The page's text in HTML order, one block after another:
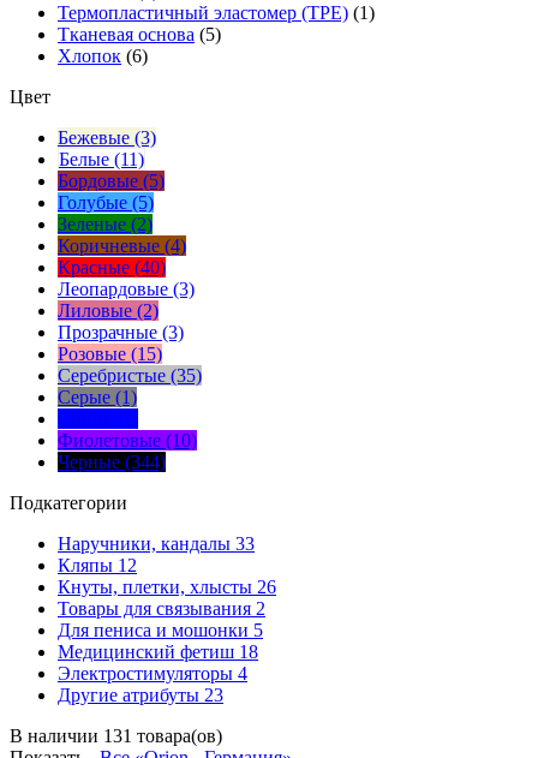
Термопластичный эластомер (TPE) (1)
Тканевая основа (5)
Хлопок (6)
Цвет
Бежевые (3)
Белые (11)
Бордовые (5)
Голубые (5)
Зеленые (2)
Коричневые (4)
Красные (40)
Леопардовые (3)
Лиловые (2)
Прозрачные (3)
Розовые (15)
Серебристые (35)
Серые (1)
Фиолетовые (10)
Черные (344)
Подкатегории
Наручники, кандалы 33
Кляпы 12
Кнуты, плетки, хлысты 26
Товары для связывания 2
Для пениса и мошонки 5
Медицинский фетиш 18
Электростимуляторы 4
Другие атрибуты 23
В наличии 131 товара(ов)